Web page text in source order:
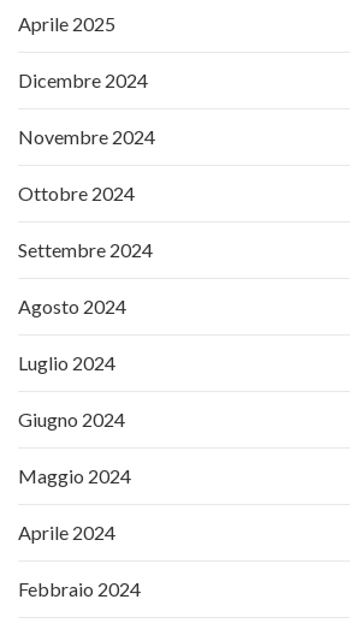
Aprile 2025
Dicembre 2024
Novembre 2024
Ottobre 2024
Settembre 2024
Agosto 2024
Luglio 2024
Giugno 2024
Maggio 2024
Aprile 2024
Febbraio 2024